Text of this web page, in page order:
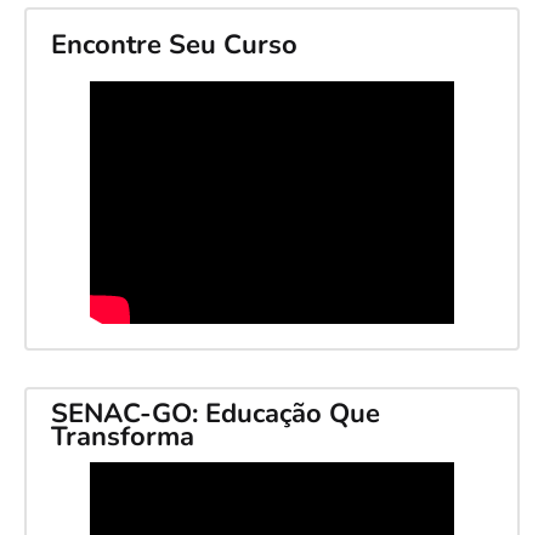
Encontre Seu Curso
SENAC-GO: Educação Que
Transforma